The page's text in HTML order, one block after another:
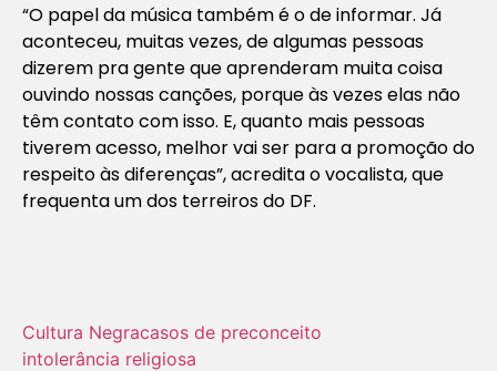
“O papel da música também é o de informar. Já
aconteceu, muitas vezes, de algumas pessoas
dizerem pra gente que aprenderam muita coisa
ouvindo nossas canções, porque às vezes elas não
têm contato com isso. E, quanto mais pessoas
tiverem acesso, melhor vai ser para a promoção do
respeito às diferenças”, acredita o vocalista, que
frequenta um dos terreiros do DF.
Cultura Negracasos de preconceito
intolerância religiosa